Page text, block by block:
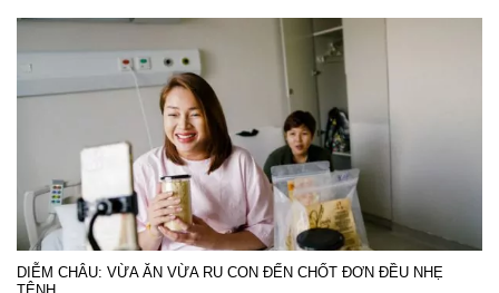
DIỄM CHÂU: VỪA ĂN VỪA RU CON ĐẾN CHỐT ĐƠN ĐỀU NHẸ